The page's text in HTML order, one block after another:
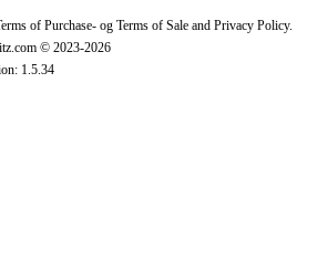
Wine
of Purchase- og Terms of Sale and Privacy Policy.
© 2023-2026
1.5.34